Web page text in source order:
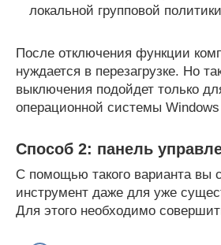
После отключения функции
нуждается в перезагрузке. Но
выключения подойдет только
операционной системы
Способ 2: панель
С помощью такого варианта вы
инструмент даже для уже
Для этого необходимо